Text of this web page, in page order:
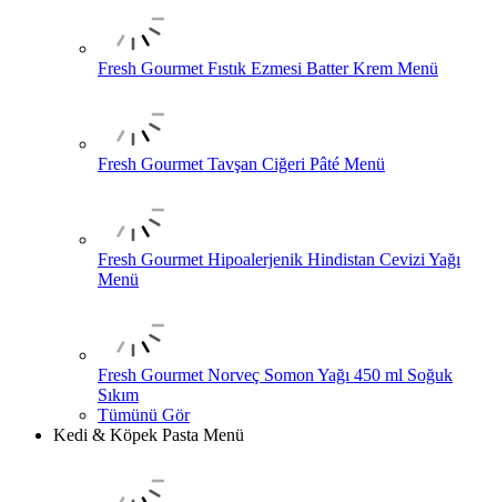
Fresh Gourmet Fıstık Ezmesi Batter Krem Menü
Fresh Gourmet Tavşan Ciğeri Pâté Menü
Fresh Gourmet Hipoalerjenik Hindistan Cevizi Yağı
Menü
Fresh Gourmet Norveç Somon Yağı 450 ml Soğuk
Sıkım
Tümünü Gör
Kedi & Köpek Pasta Menü